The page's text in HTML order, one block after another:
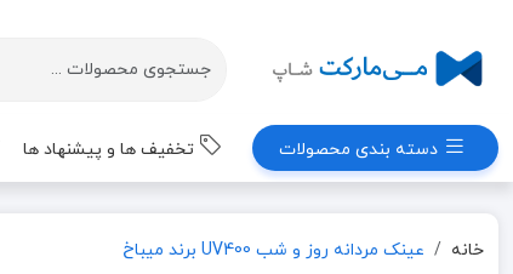
دسته بندی محصولات تخفیف ها و پیشنهاد ها
خانه عینک مردانه روز و شب UV400 برند میباخ